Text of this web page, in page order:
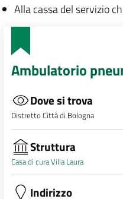
Alla cassa del servizio
Ambulatorio
Dove si trova
Distretto Città di Bologna
Struttura
Casa di cura Villa Laura
Indirizzo